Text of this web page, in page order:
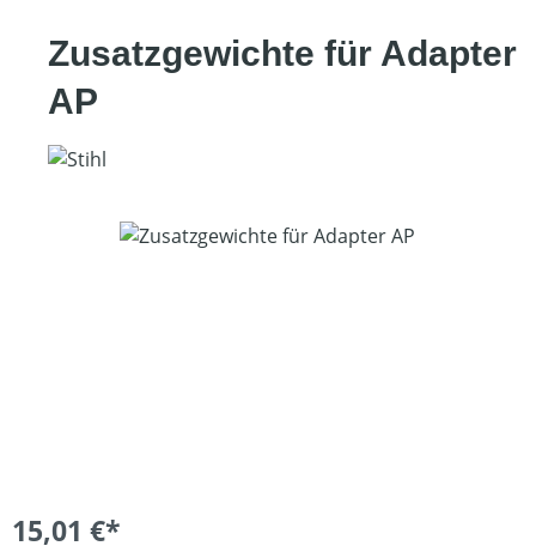
Zusatzgewichte für Adapter
AP
Bildergalerie überspringen
15,01 €*